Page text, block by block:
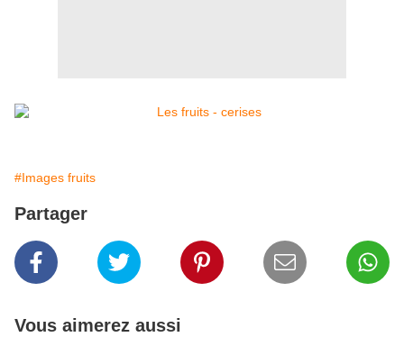
#Images fruits
Partager
Vous aimerez aussi